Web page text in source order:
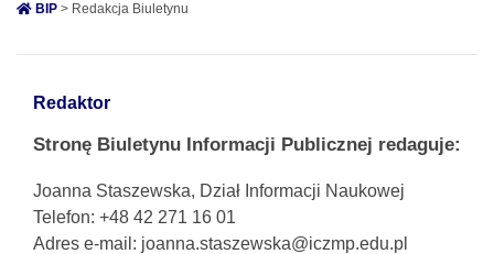
BIP > Redakcja Biuletynu
Redaktor
Stronę Biuletynu Informacji Publicznej redaguje:
Joanna Staszewska, Dział Informacji Naukowej
Telefon: +48 42 271 16 01
Adres e-mail: joanna.staszewska@iczmp.edu.pl